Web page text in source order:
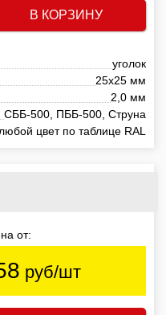
В КОРЗИНУ
уголок
25х25 мм
2,0 мм
СББ-500, ПББ-500, Струна
цвет по таблице RAL
от:
руб/шт